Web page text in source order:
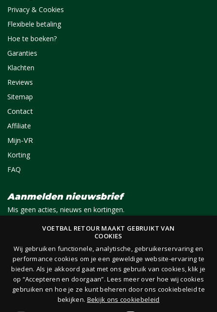
Privacy & Cookies
Flexibele betaling
Hoe te boeken?
Garanties
Klachten
Reviews
Sitemap
Contact
Affiliate
Mijn-VR
Korting
FAQ
Aanmelden nieuwsbrief
Mis geen acties, nieuws en kortingen.
Je ontvangt 1x per maand per e-mail van ons een nieuwsbrief op het door jou opgegeven
e-mailadres. Lees hier onze privacy- en cookieverklaring.
VOETBAL RETOUR MAAKT GEBRUIKT VAN
COOKIES
Wij gebruiken functionele, analytische, gebruikerservaring en
performance cookies om je een geweldige website-ervaring te
bieden. Als je akkoord gaat met ons gebruik van cookies, klik je
op “Accepteren en doorgaan”. Lees meer over hoe wij cookies
gebruiken en hoe je ze kunt beheren door ons cookiebeleid te
bekijken. Bekijk ons cookiebeleid